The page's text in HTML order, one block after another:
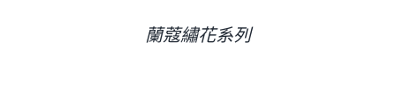
蘭蔻繡花系列